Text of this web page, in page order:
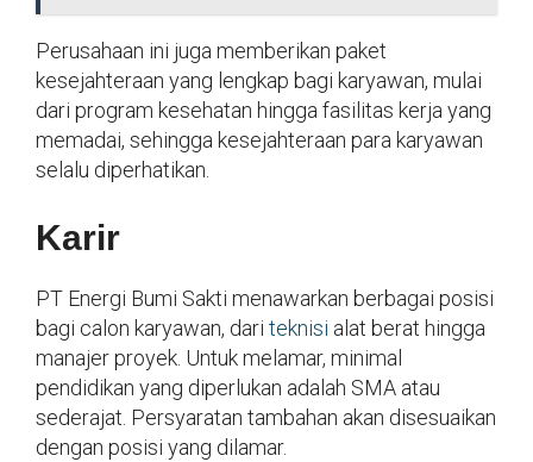
Perusahaan ini juga memberikan paket
kesejahteraan yang lengkap bagi karyawan, mulai
dari program kesehatan hingga fasilitas kerja yang
memadai, sehingga kesejahteraan para karyawan
selalu diperhatikan.
Karir
PT Energi Bumi Sakti menawarkan berbagai posisi
bagi calon karyawan, dari teknisi alat berat hingga
manajer proyek. Untuk melamar, minimal
pendidikan yang diperlukan adalah SMA atau
sederajat. Persyaratan tambahan akan disesuaikan
dengan posisi yang dilamar.